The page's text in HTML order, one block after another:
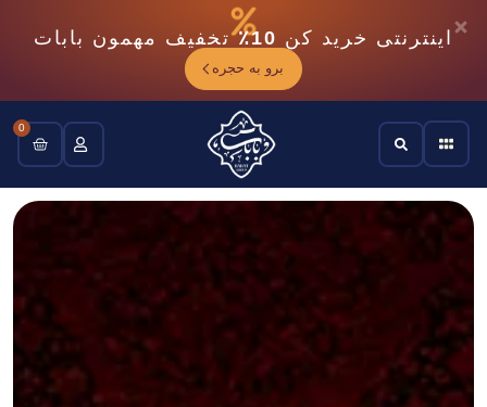
اینترنتی خرید کن 10٪ تخفیف مهمون بابات
برو به حجره
0